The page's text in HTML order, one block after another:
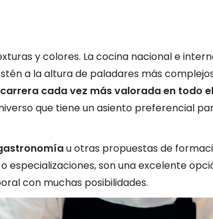
y colores. La cocina nacional e
a la altura de paladares más
cada vez más valorada en todo
que tiene un asiento preferencial
u otras propuestas de
especializaciones, son una excelente
con muchas posibilidades.